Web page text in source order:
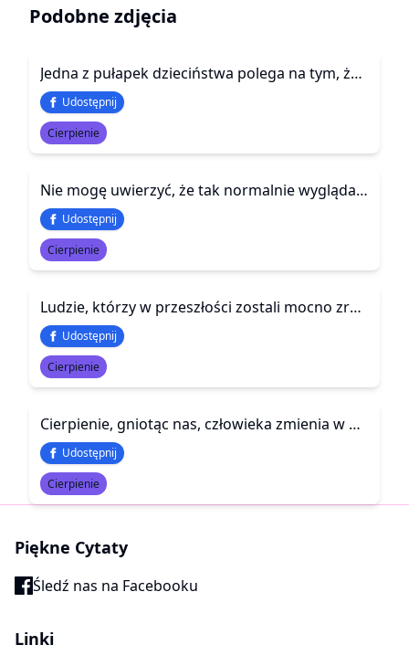
Podobne zdjęcia
Jedna z pułapek dzieciństwa polega na tym, że nie trzeba rozumieć, by czuć. Kiedy rozum zdolny jest pojąć, co się wydarzyło, rany w sercu są już zbyt głębokie.
Udostępnij
Cierpienie
Nie mogę uwierzyć, że tak normalnie wyglądam na zewnątrz, choć w środku mam kompletne pobojowisko
Udostępnij
Cierpienie
Ludzie, którzy w przeszłości zostali mocno zranieni, są bardziej lojalni, ponieważ nie chcą, aby ktoś cierpiał tak jak oni.
Udostępnij
Cierpienie
Cierpienie, gniotąc nas, człowieka zmienia w głaz.
Udostępnij
Cierpienie
Piękne Cytaty
Śledź nas na Facebooku
Linki